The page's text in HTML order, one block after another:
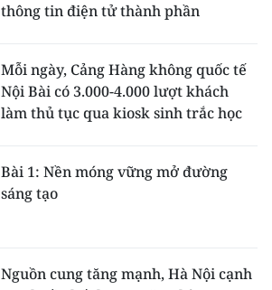
thông tin điện tử thành phần
Mỗi ngày, Cảng Hàng không quốc tế
Nội Bài có 3.000-4.000 lượt khách
làm thủ tục qua kiosk sinh trắc học
Bài 1: Nền móng vững mở đường
sáng tạo
Nguồn cung tăng mạnh, Hà Nội cạnh